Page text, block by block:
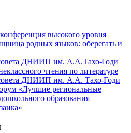
высокого уровня
родных языков: оберегать и
ДНИИП им. А.А.Тахо-Годи
чтения по литературе
ДНИИП им. А.А. Тахо-Годи
«Лучшие региональные
образования